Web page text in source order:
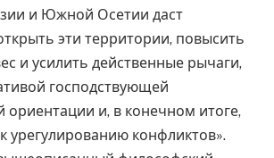
и Южной Осетии даст
эти территории, повысить
и усилить действенные рычаги,
господствующей
ориентации и, в конечном итоге,
урегулированию конфликтов».